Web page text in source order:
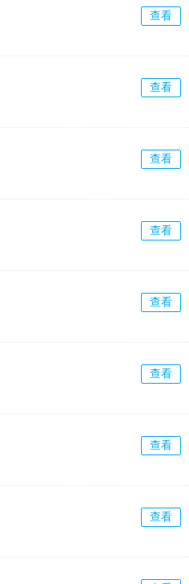
查看
查看
查看
查看
查看
查看
查看
查看